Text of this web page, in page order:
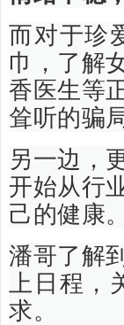
而对于珍
巾，了解
香医生等
耸听的骗
另一边，
开始从行
己的健康。
潘哥了解
上日程，
求。